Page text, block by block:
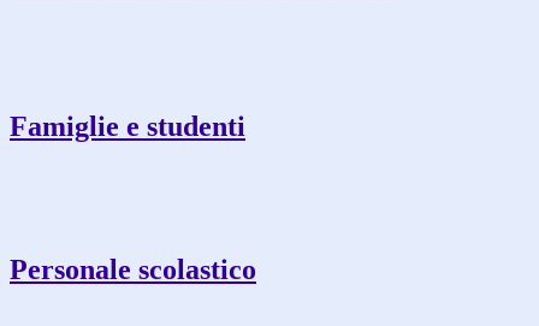
Famiglie e studenti
Personale scolastico